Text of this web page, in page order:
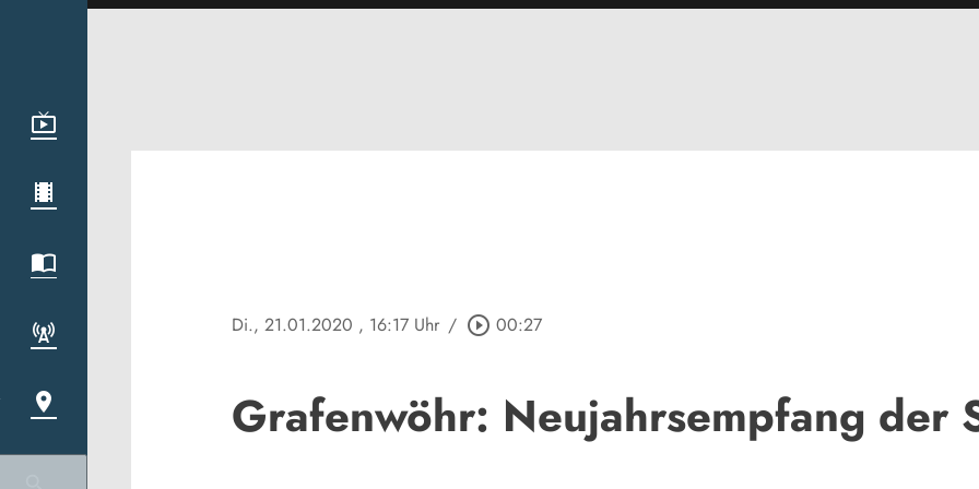
Di., 21.01.2020 , 16:17 Uhr / play_circle_outline 00:27
Grafenwöhr: Neujahrsempfang der